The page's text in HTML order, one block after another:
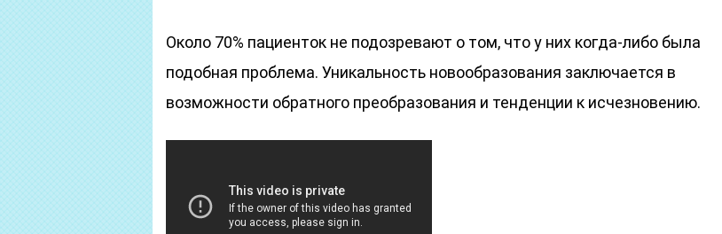
Около 70% пациенток не подозревают о том, что у них когда-либо была
подобная проблема. Уникальность новообразования заключается в
возможности обратного преобразования и тенденции к исчезновению.